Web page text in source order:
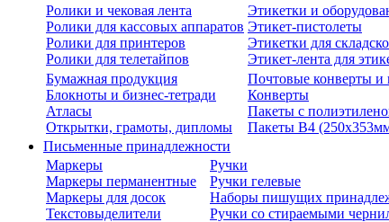
Ролики и чековая лента
Ролики для кассовых аппаратов
Ролики для принтеров
Ролики для телетайпов
Этикетки и
Этикет-пистолеты
Этикетки для
Этикет-лента для
Бумажная продукция
Блокноты и бизнес-тетради
Атласы
Открытки, грамоты, дипломы
Почтовые конверты и
Конверты
Пакеты с
Пакеты В4
Письменные принадлежности
Маркеры
Маркеры перманентные
Маркеры для досок
Текстовыделители
Ручки
Ручки гелевые
Наборы пишущих
Ручки со стираемыми